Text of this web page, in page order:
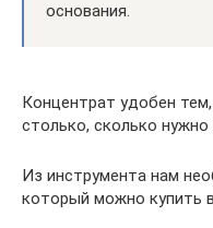
основания.
Концентрат удобен
столько, сколько
Из инструмента нам
который можно купить